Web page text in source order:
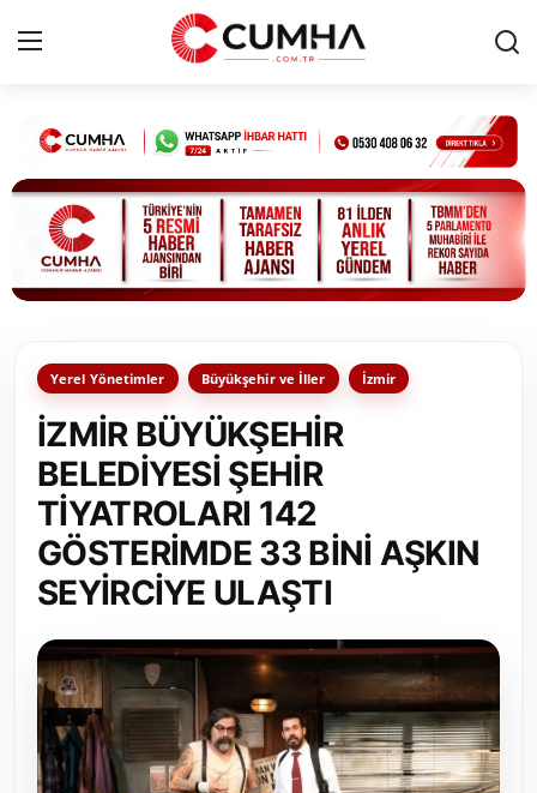
Kurumsal
Cumhurbaşkanlığı
Bakanlıklar
Siyasi Partiler
Yerel Yönetimler
Mülki İdare
Toplum ve Yaşam
Kamu Kurumları ve Üst Kurullar
Resmi Reklamlar
Yerel Yönetimler Büyükşehir ve İller İzmir
İZMİR BÜYÜKŞEHİR
BELEDİYESİ ŞEHİR
TİYATROLARI 142
GÖSTERİMDE 33 BİNİ AŞKIN
SEYİRCİYE ULAŞTI